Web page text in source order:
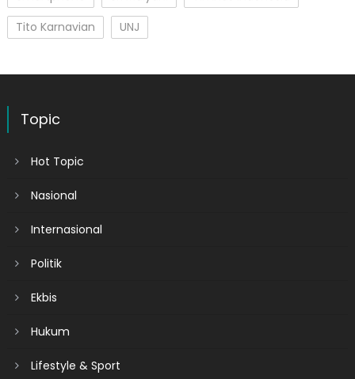
Tito Karnavian
UNJ
Topic
Hot Topic
Nasional
Internasional
Politik
Ekbis
Hukum
Lifestyle & Sport